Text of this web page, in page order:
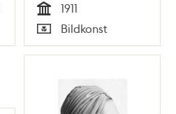
Tid
1911
Typ
Bildkonst